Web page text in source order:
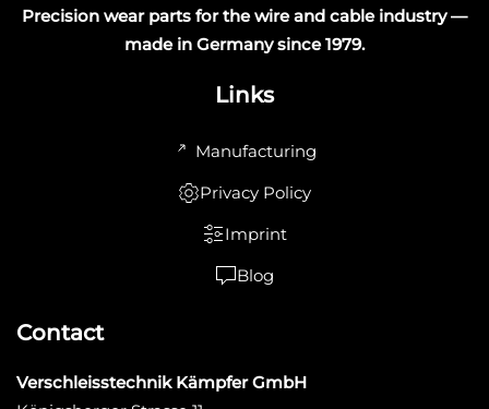
Precision wear parts for the wire and cable industry —
made in Germany since 1979.
Links
Manufacturing
Privacy Policy
Imprint
Blog
Contact
Verschleisstechnik Kämpfer GmbH